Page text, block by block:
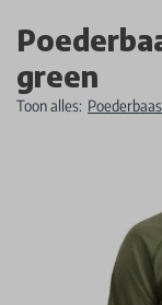
green
Toon alles: Poederbaas